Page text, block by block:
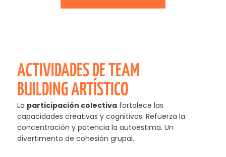
ACTIVIDADES DE TEAM
BUILDING ARTÍSTICO
La participación colectiva fortalece las
capacidades creativas y cognitivas. Refuerza la
concentración y potencia la autoestima. Un
divertimento de cohesión grupal.